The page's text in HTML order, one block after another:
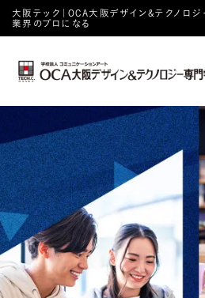
大阪テック｜OCA⼤阪デザイン&テクノロジ
業界のプロになる